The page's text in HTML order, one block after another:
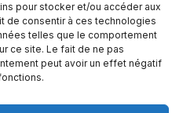
pour stocker et/ou accéder aux
de consentir à ces technologies
telles que le comportement
ce site. Le fait de ne pas
peut avoir un effet négatif